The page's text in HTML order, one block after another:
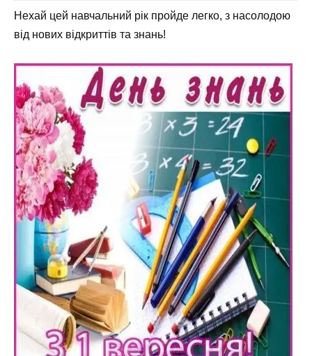
Нехай цей навчальний рік пройде легко, з насолодою
від нових відкриттів та знань!